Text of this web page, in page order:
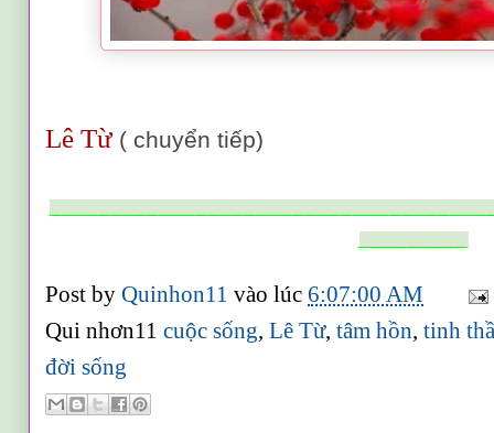
Lê Từ ( chuyển tiếp)
_________
Post byQuinhon11vào lúc 6:07:00 AM
Qui nhơn11cuộc sống,Lê Từ,tâm hồn,tinh
đời sống